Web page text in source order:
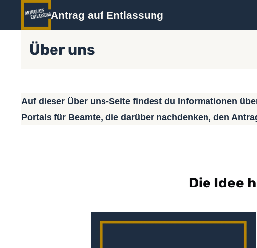
springen
Antrag auf Entlassung
Über uns
Auf dieser Über uns-Seite findest du Informationen
Portals für Beamte, die darüber nachdenken, den
Die Idee